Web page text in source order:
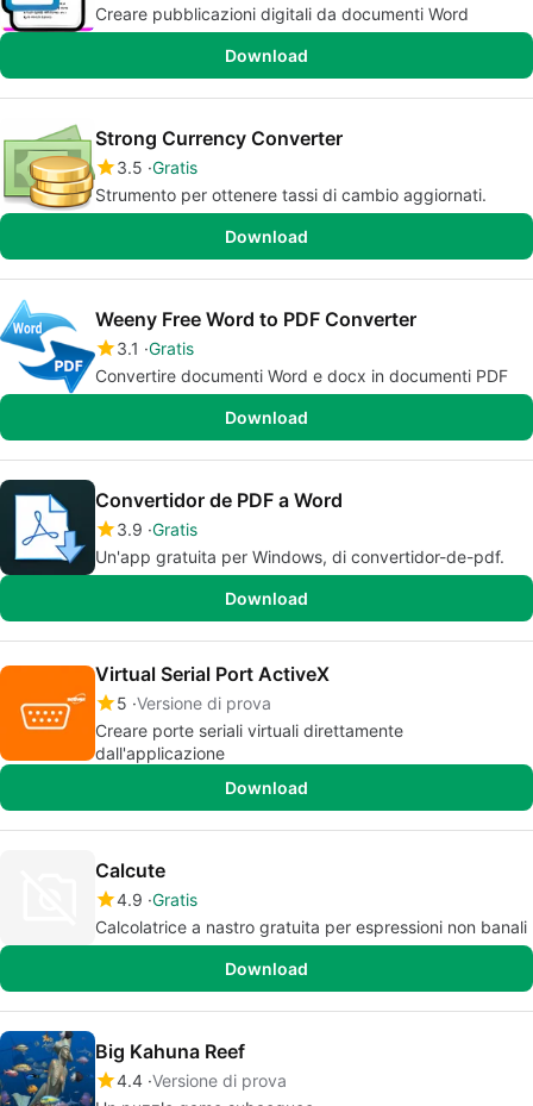
Creare pubblicazioni digitali da documenti Word
Download
Strong Currency Converter
3.5 Gratis
Strumento per ottenere tassi di cambio aggiornati.
Download
Weeny Free Word to PDF Converter
3.1 Gratis
Convertire documenti Word e docx in documenti PDF
Download
Convertidor de PDF a Word
3.9 Gratis
Un'app gratuita per Windows, di convertidor-de-pdf.
Download
Virtual Serial Port ActiveX
5 Versione di prova
Creare porte seriali virtuali direttamente
dall'applicazione
Download
Calcute
4.9 Gratis
Calcolatrice a nastro gratuita per espressioni non banali
Download
Big Kahuna Reef
4.4 Versione di prova